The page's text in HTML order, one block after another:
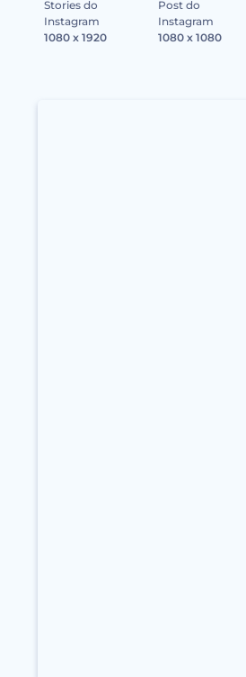
Stories do
Instagram
1080 x 1920
Post do
Instagram
1080 x 1080